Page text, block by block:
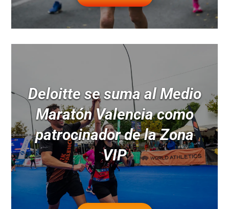
Deloitte se suma al Medio
Maratón Valencia como
patrocinador de la Zona
VIP